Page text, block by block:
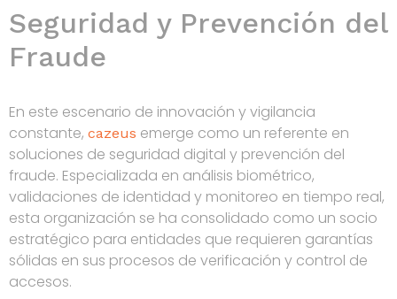
Seguridad y Prevención del
Fraude
En este escenario de innovación y vigilancia
constante, cazeus emerge como un referente en
soluciones de seguridad digital y prevención del
fraude. Especializada en análisis biométrico,
validaciones de identidad y monitoreo en tiempo real,
esta organización se ha consolidado como un socio
estratégico para entidades que requieren garantías
sólidas en sus procesos de verificación y control de
accesos.